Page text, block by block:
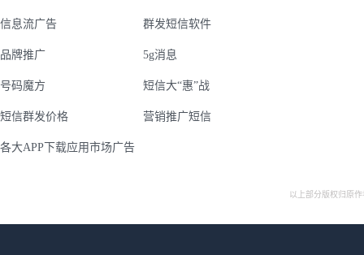
信息流广告
品牌推广
号码魔方
短信群发价格
各大APP下载应用市场广告
群发短信软件
5g消息
短信大“惠”战
营销推广短信
以上部分版权归原